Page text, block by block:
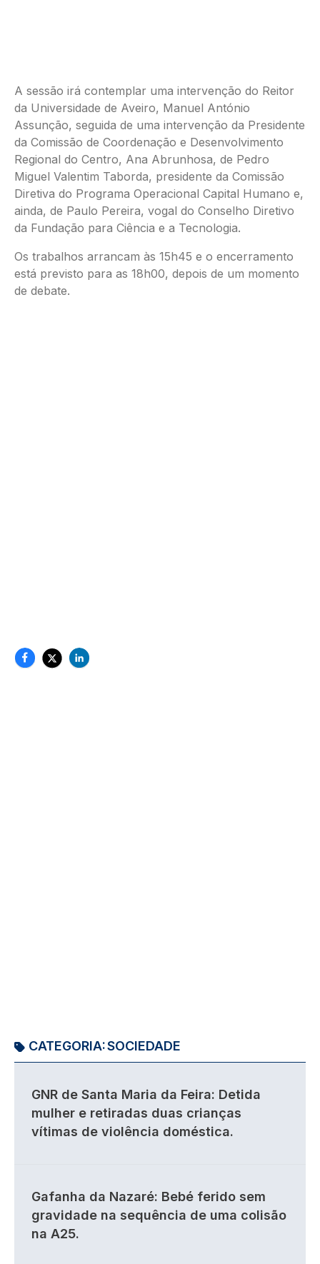
A sessão irá contemplar uma intervenção do Reitor
da Universidade de Aveiro, Manuel António
Assunção, seguida de uma intervenção da Presidente
da Comissão de Coordenação e Desenvolvimento
Regional do Centro, Ana Abrunhosa, de Pedro
Miguel Valentim Taborda, presidente da Comissão
Diretiva do Programa Operacional Capital Humano e,
ainda, de Paulo Pereira, vogal do Conselho Diretivo
da Fundação para Ciência e a Tecnologia.
Os trabalhos arrancam às 15h45 e o encerramento
está previsto para as 18h00, depois de um momento
de debate.
CATEGORIA:SOCIEDADE
GNR de Santa Maria da Feira: Detida
mulher e retiradas duas crianças
vítimas de violência doméstica.
Gafanha da Nazaré: Bebé ferido sem
gravidade na sequência de uma colisão
na A25.